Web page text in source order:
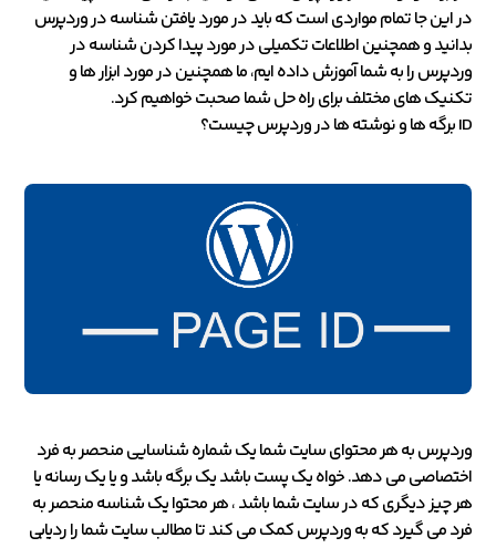
در این جا تمام مواردی است که باید در مورد یافتن شناسه در وردپرس
بدانید و همچنین اطلاعات تکمیلی در مورد پیدا کردن شناسه در
وردپرس را به شما آموزش داده ایم، ما همچنین در مورد ابزار ها و
تکنیک های مختلف برای راه حل شما صحبت خواهیم کرد.
ID برگه ها و نوشته ها در وردپرس چیست؟
وردپرس به هر محتوای سایت شما یک شماره شناسایی منحصر به فرد
اختصاصی می دهد. خواه یک پست باشد یک برگه باشد و یا یک رسانه یا
هر چیز دیگری که در سایت شما باشد ، هر محتوا یک شناسه منحصر به
فرد می گیرد که به وردپرس کمک می کند تا مطالب سایت شما را ردیابی